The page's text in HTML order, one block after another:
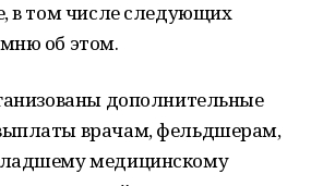
в том числе следующих
об этом.
дополнительные
врачам, фельдшерам,
медицинскому